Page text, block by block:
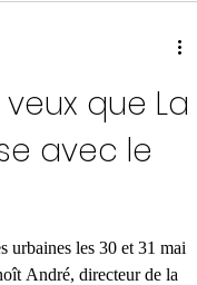
Gastronomie
veux que La
avec le
urbaines les 30 et 31 mai
André, directeur de la